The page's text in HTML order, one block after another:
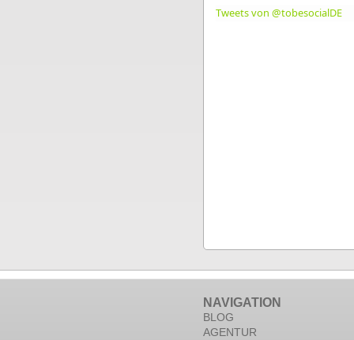
Tweets von @tobesocialDE
NAVIGATION
BLOG
AGENTUR